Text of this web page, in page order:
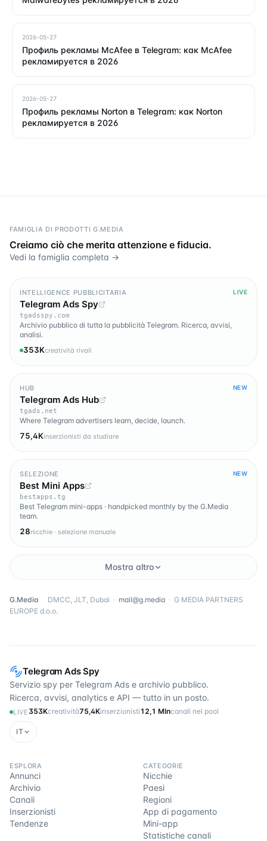
2026-05-27
Профиль рекламы McAfee в Telegram: как McAfee
рекламируется в 2026
2026-05-27
Профиль рекламы Norton в Telegram: как Norton
рекламируется в 2026
Telegram Ads Spy
Servizio spy per Telegram Ads e archivio pubblico.
Ricerca, avvisi, analytics e API — tutto in un posto.
LIVE 353Kcreatività75,4Kinserzionisti12,1 Mlncanali nel pool
IT
ESPLORA
Annunci
Archivio
Canali
Inserzionisti
Tendenze
CATEGORIE
Nicchie
Paesi
Regioni
App di pagamento
Mini-app
Statistiche canali
FAMIGLIA DI PRODOTTI G.MEDIA
Creiamo ciò che merita attenzione e fiducia.
Vedi la famiglia completa →
INTELLIGENCE PUBBLICITARIA LIVE
Telegram Ads Spy
tgadsspy.com
Archivio pubblico di tutta la pubblicità Telegram. Ricerca, avvisi,
analisi.
353Kcreatività rivali
HUB NEW
Telegram Ads Hub
tgads.net
Where Telegram advertisers learn, decide, launch.
75,4Kinserzionisti da studiare
SELEZIONE NEW
Best Mini Apps
bestapps.tg
Best Telegram mini-apps · handpicked monthly by the G.Media
team.
28nicchie · selezione manuale
Mostra altro
G.Media · DMCC, JLT, Dubai · mail@g.media · G MEDIA PARTNERS
EUROPE d.o.o.